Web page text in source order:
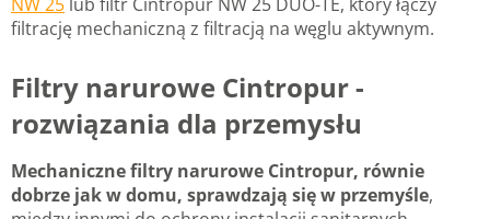
filtrację mechaniczną z filtracją na węglu aktywnym.
Filtry narurowe Cintropur -
rozwiązania dla przemysłu
Mechaniczne filtry narurowe Cintropur, równie
dobrze jak w domu, sprawdzają się w przemyśle,